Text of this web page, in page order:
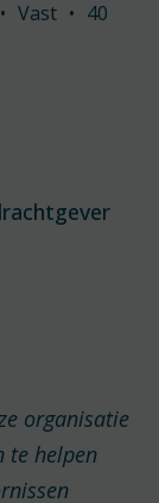
• Vast • 40
organisatie
te helpen